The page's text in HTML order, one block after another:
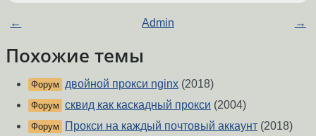
← Admin →
Похожие темы
Форум двойной прокси nginx (2018)
Форум сквид как каскадный прокси (2004)
Форум Прокси на каждый почтовый аккаунт (2018)